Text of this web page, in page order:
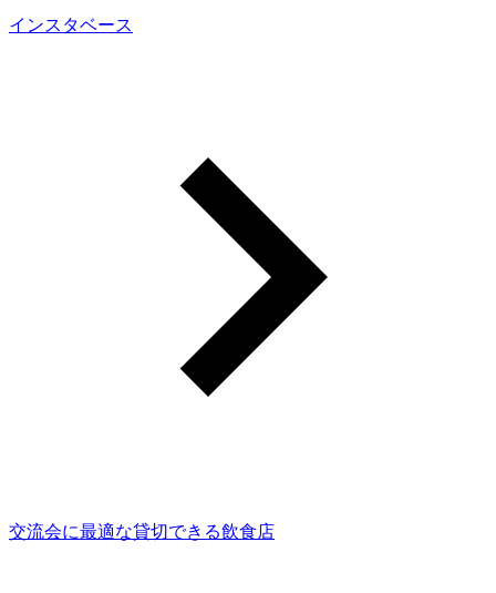
インスタベース
交流会に最適な貸切できる飲食店